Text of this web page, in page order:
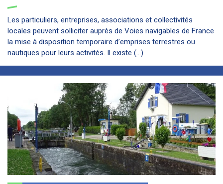
Les particuliers, entreprises, associations et collectivités
locales peuvent solliciter auprès de Voies navigables de France
la mise à disposition temporaire d’emprises terrestres ou
nautiques pour leurs activités. Il existe (...)